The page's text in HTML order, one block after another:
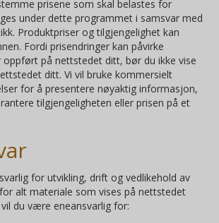
prisene som skal belastes for
under dette programmet i samsvar med
Produktpriser og tilgjengelighet kan
Fordi prisendringer kan påvirke
oppført på nettstedet ditt, bør du ikke vise
ditt. Vi vil bruke kommersielt
for å presentere nøyaktig informasjon,
tilgjengeligheten eller prisen på et
for utvikling, drift og vedlikehold av
alt materiale som vises på nettstedet
du være eneansvarlig for: